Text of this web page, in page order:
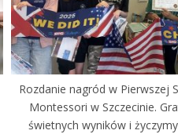
Rozdanie nagród w Pierwszej
Montessori w Szczecinie.
świetnych wyników i